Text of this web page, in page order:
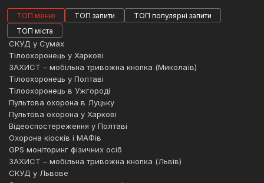
квартири, у яких проживають
нерегулярно чи взагалі немає
мешканців;
кафе та ресторани;
складські приміщення та логістичні
термінали;
магазини та торгові центри;
підприємства з великими
виробничими площами, які складно
обслуговувати лише фізичній охороні.
Компанія «Венбест» розробляє охоронні
ТОП меню ТОП запити
ТОП популярні запити
ТОП міста
СКУД у Сумах
Тілоохоронець у Харкові
ЗАХИСТ – мобільна тривожна кнопка (Миколаїв)
Тілоохоронець у Полтаві
Тілоохоронець в Ужгороді
Пультова охорона в Луцьку
Пультова охорона у Харкові
Відеоспостереження у Полтаві
Охорона кіосків і МАФів
GPS моніторинг фізичних осіб
ЗАХИСТ – мобільна тривожна кнопка (Львів)
СКУД у Львове